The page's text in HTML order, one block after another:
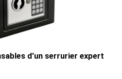
d’un serrurier expert